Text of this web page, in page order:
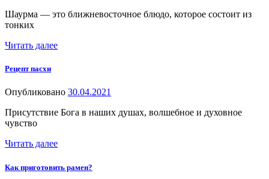
Шаурма — это ближневосточное блюдо, которое состоит из
тонких
Читать далее
Рецепт пасхи
Опубликовано 30.04.2021
Присутствие Бога в наших душах, волшебное и духовное
чувство
Читать далее
Как приготовить рамен?